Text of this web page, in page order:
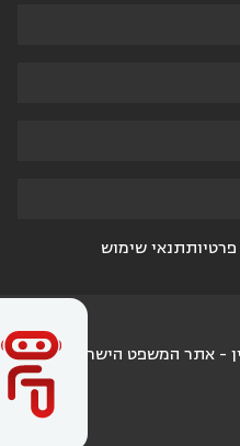
פרטיותתנאי שימוש
- אתר המשפט הישראלי